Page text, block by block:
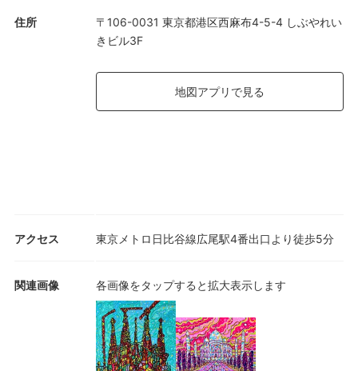
住所
〒106-0031 東京都港区西麻布4-5-4 しぶやれい
きビル3F
地図アプリで見る
アクセス 東京メトロ日比谷線広尾駅4番出口より徒歩5分
関連画像 各画像をタップすると拡大表示します